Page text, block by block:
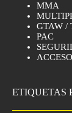
MMA
GTAW /
PAC
ETIQUETAS